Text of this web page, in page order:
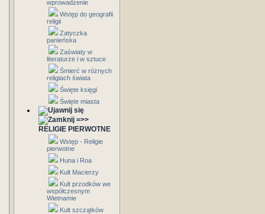
wprowadzenie
Wstęp do geografii
religii
Zatyczka
panieńska
Zaświaty w
literaturze i w sztuce
Śmierć w różnych
religiach świata
Święte księgi
Święte miasta
=>>
RELIGIE PIERWOTNE
Wstęp - Religie
pierwotne
Huna i Roa
Kult Macierzy
Kult przodków we
współczesnym
Wietnamie
Kult szczątków